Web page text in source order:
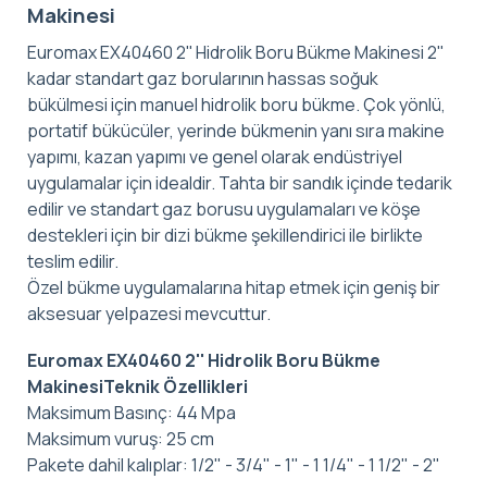
Makinesi
Euromax EX40460 2'' Hidrolik Boru Bükme Makinesi 2"
kadar standart gaz borularının hassas soğuk
bükülmesi için manuel hidrolik boru bükme. Çok yönlü,
portatif bükücüler, yerinde bükmenin yanı sıra makine
yapımı, kazan yapımı ve genel olarak endüstriyel
uygulamalar için idealdir. Tahta bir sandık içinde tedarik
edilir ve standart gaz borusu uygulamaları ve köşe
destekleri için bir dizi bükme şekillendirici ile birlikte
teslim edilir.
Özel bükme uygulamalarına hitap etmek için geniş bir
aksesuar yelpazesi mevcuttur.
Euromax EX40460 2'' Hidrolik Boru Bükme
MakinesiTeknik Özellikleri
Maksimum Basınç: 44 Mpa
Maksimum vuruş: 25 cm
Pakete dahil kalıplar: 1/2" - 3/4" - 1" - 1 1/4" - 1 1/2" - 2"